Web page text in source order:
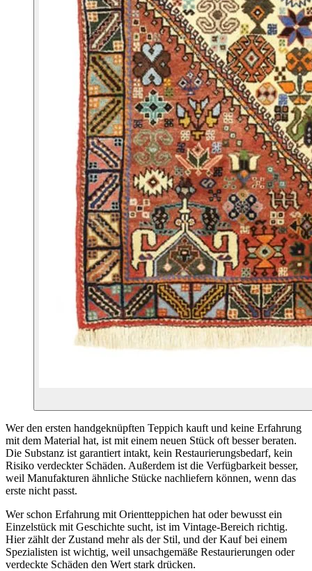
Wer den ersten handgeknüpften Teppich kauft und keine Erfahrung
mit dem Material hat, ist mit einem neuen Stück oft besser beraten.
Die Substanz ist garantiert intakt, kein Restaurierungsbedarf, kein
Risiko verdeckter Schäden. Außerdem ist die Verfügbarkeit besser,
weil Manufakturen ähnliche Stücke nachliefern können, wenn das
erste nicht passt.
Wer schon Erfahrung mit Orientteppichen hat oder bewusst ein
Einzelstück mit Geschichte sucht, ist im Vintage-Bereich richtig.
Hier zählt der Zustand mehr als der Stil, und der Kauf bei einem
Spezialisten ist wichtig, weil unsachgemäße Restaurierungen oder
verdeckte Schäden den Wert stark drücken.